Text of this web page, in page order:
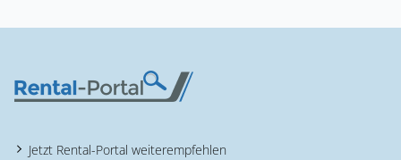
Jetzt Rental-Portal weiterempfehlen